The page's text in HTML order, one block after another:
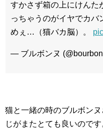
すかさず箱の上にけんた
っちゃうのがイヤでカバ
めぇ…（猫バカ脳）。
— ブルボンヌ
猫と一緒の時のブルボン
じがまたとても良いのです